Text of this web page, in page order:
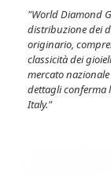
"World Diamond
distribuzione dei
originario,
classicità dei
mercato
dettagli conferma
Italy."